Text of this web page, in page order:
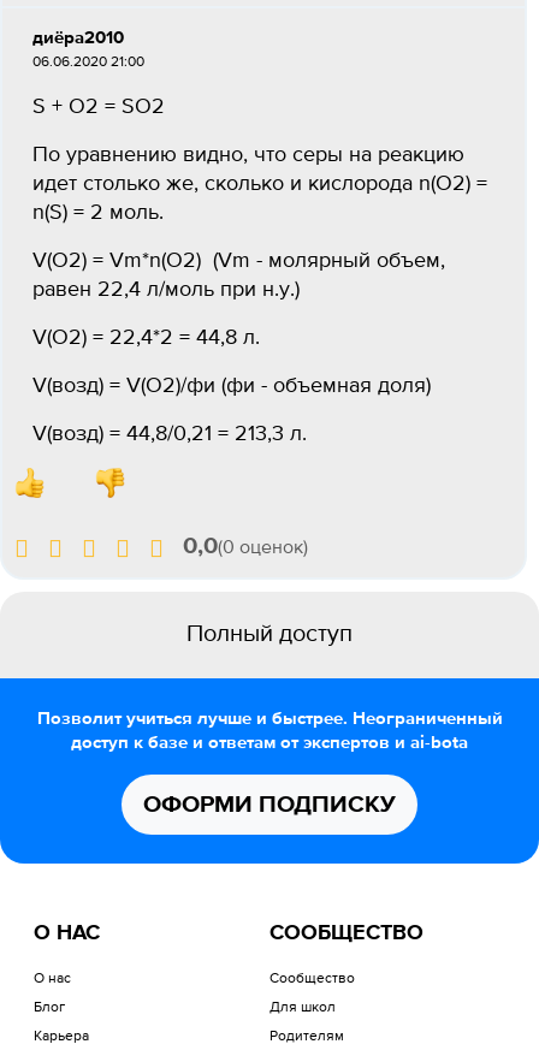
диёра2010
06.06.2020 21:00
S + O2 = SO2
По уравнению видно, что серы на реакцию
идет столько же, сколько и кислорода n(O2) =
n(S) = 2 моль.
V(O2) = Vm*n(O2) (Vm - молярный объем,
равен 22,4 л/моль при н.у.)
V(O2) = 22,4*2 = 44,8 л.
V(возд) = V(O2)/фи (фи - объемная доля)
V(возд) = 44,8/0,21 = 213,3 л.
0,0(0 оценок)
Полный доступ
Позволит учиться лучше и быстрее. Неограниченный
доступ к базе и ответам от экспертов и ai-bota
ОФОРМИ ПОДПИСКУ
О НАС
О нас
Блог
Карьера
СООБЩЕСТВО
Сообщество
Для школ
Родителям